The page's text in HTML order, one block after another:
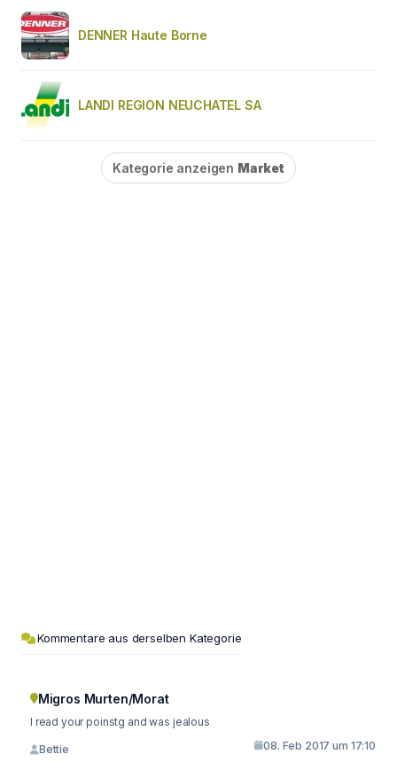
DENNER Haute Borne
LANDI REGION NEUCHATEL SA
Kategorie anzeigen Market
Kommentare aus derselben Kategorie
Migros Murten/Morat
I read your poinstg and was jealous
Bettie 08. Feb 2017 um 17:10